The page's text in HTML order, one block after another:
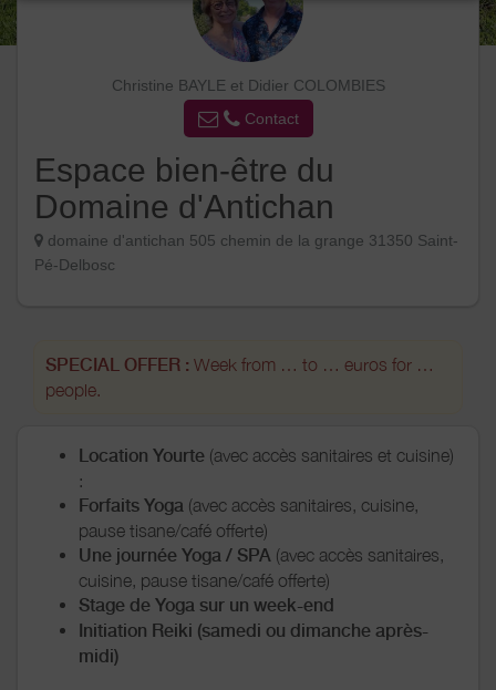
Christine BAYLE et Didier COLOMBIES
Contact
Espace bien-être du
Domaine d'Antichan
domaine d'antichan 505 chemin de la grange 31350 Saint-
Pé-Delbosc
SPECIAL OFFER : Week from … to … euros for …
people.
Location Yourte (avec accès sanitaires et cuisine)
:
Forfaits Yoga (avec accès sanitaires, cuisine,
pause tisane/café offerte)
Une journée Yoga / SPA (avec accès sanitaires,
cuisine, pause tisane/café offerte)
Stage de Yoga sur un week-end
Initiation Reiki (samedi ou dimanche après-
midi)